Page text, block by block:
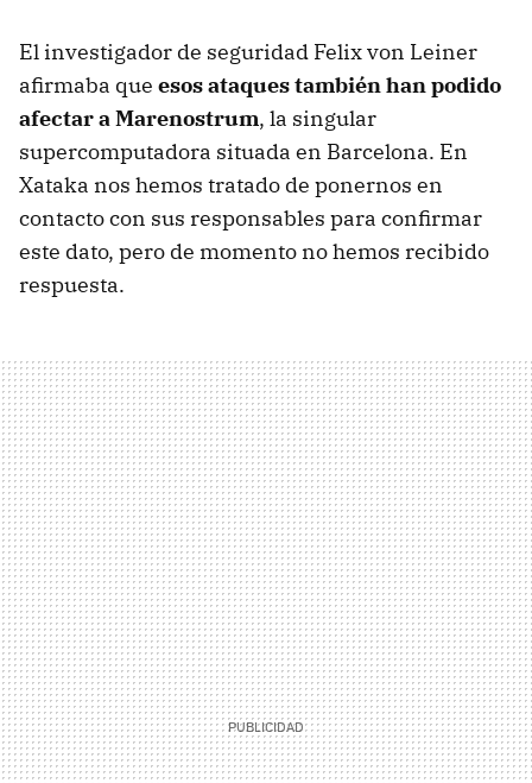
El investigador de seguridad Felix von Leiner
afirmaba que esos ataques también han podido
afectar a Marenostrum, la singular
supercomputadora situada en Barcelona. En
Xataka nos hemos tratado de ponernos en
contacto con sus responsables para confirmar
este dato, pero de momento no hemos recibido
respuesta.